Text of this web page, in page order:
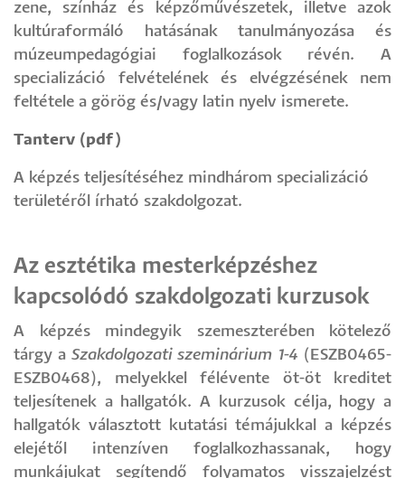
zene, színház és képzőművészetek, illetve azok
kultúraformáló hatásának tanulmányozása és
múzeumpedagógiai foglalkozások révén. A
specializáció felvételének és elvégzésének nem
feltétele a görög és/vagy latin nyelv ismerete.
Tanterv (pdf)
A képzés teljesítéséhez mindhárom specializáció
területéről írható szakdolgozat.
Az esztétika mesterképzéshez
kapcsolódó szakdolgozati kurzusok
A képzés mindegyik szemeszterében kötelező
tárgy a Szakdolgozati szeminárium 1-4 (ESZB0465-
ESZB0468), melyekkel félévente öt-öt kreditet
teljesítenek a hallgatók. A kurzusok célja, hogy a
hallgatók választott kutatási témájukkal a képzés
elejétől intenzíven foglalkozhassanak, hogy
munkájukat segítendő folyamatos visszajelzést